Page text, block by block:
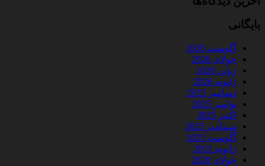
بایگانی
آگوست 2026
جولای 2026
ژوئن 2026
ژانویه 2026
دسامبر 2025
نوامبر 2025
اکتبر 2025
سپتامبر 2025
آگوست 2025
ژانویه 2021
جولای 2020